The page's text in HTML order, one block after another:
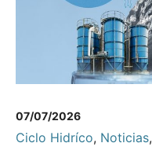
07/07/2026
Ciclo Hidríco, Noticias,